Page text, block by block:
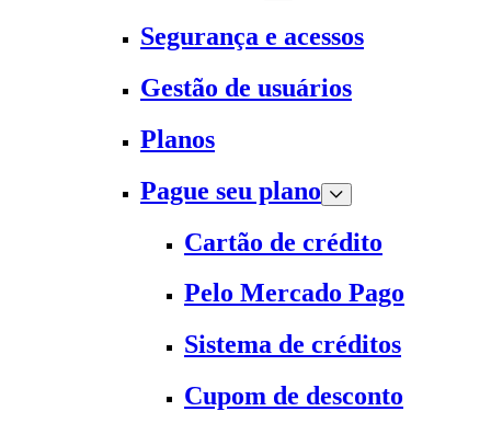
Segurança e acessos
Gestão de usuários
Planos
Pague seu plano
Cartão de crédito
Pelo Mercado Pago
Sistema de créditos
Cupom de desconto